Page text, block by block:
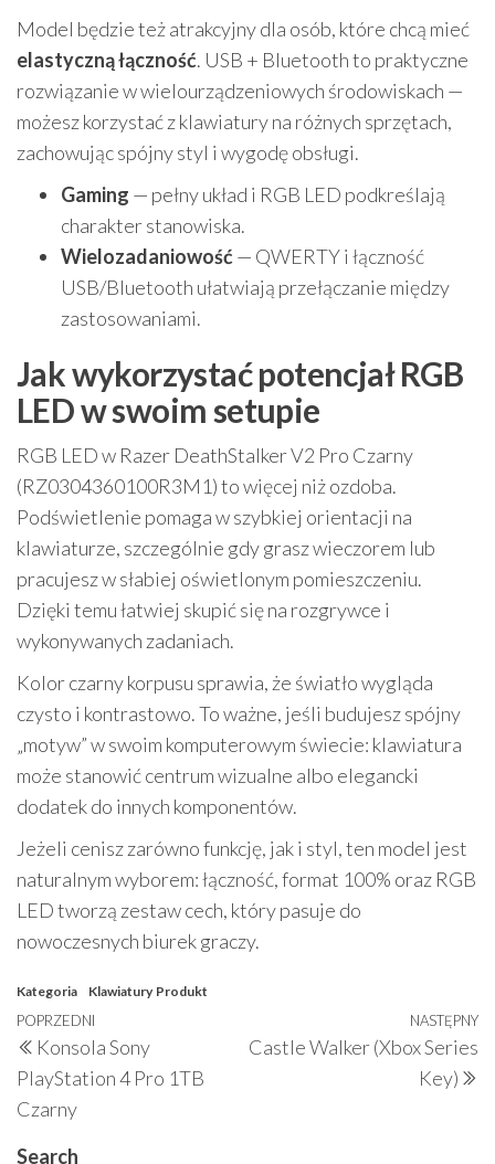
Model będzie też atrakcyjny dla osób, które chcą mieć
elastyczną łączność. USB + Bluetooth to praktyczne
rozwiązanie w wielourządzeniowych środowiskach —
możesz korzystać z klawiatury na różnych sprzętach,
zachowując spójny styl i wygodę obsługi.
Gaming — pełny układ i RGB LED podkreślają
charakter stanowiska.
Wielozadaniowość— QWERTY i łączność
USB/Bluetooth ułatwiają przełączanie między
zastosowaniami.
Jak wykorzystać potencjał RGB
LED w swoim setupie
RGB LED w Razer DeathStalker V2 Pro Czarny
(RZ0304360100R3M1) to więcej niż ozdoba.
Podświetlenie pomaga w szybkiej orientacji na
klawiaturze, szczególnie gdy grasz wieczorem lub
pracujesz w słabiej oświetlonym pomieszczeniu.
Dzięki temu łatwiej skupić się na rozgrywce i
wykonywanych zadaniach.
Kolor czarny korpusu sprawia, że światło wygląda
czysto i kontrastowo. To ważne, jeśli budujesz spójny
„motyw” w swoim komputerowym świecie: klawiatura
może stanowić centrum wizualne albo elegancki
dodatek do innych komponentów.
Jeżeli cenisz zarówno funkcję, jak i styl, ten model jest
naturalnym wyborem: łączność, format 100% oraz RGB
LED tworzą zestaw cech, który pasuje do
nowoczesnych biurek graczy.
Kategoria Klawiatury Produkt
Nawigacja
wpisu
Poprzedni
wpis
POPRZEDNI
Konsola Sony
PlayStation 4 Pro 1TB
Czarny
NASTĘPNY
Castle Walker (Xbox Series
Key)
Search